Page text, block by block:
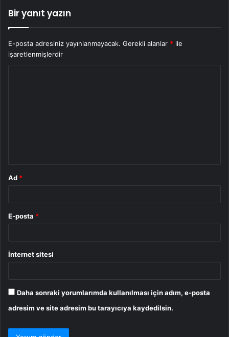
Bir yanıt yazın
E-posta adresiniz yayınlanmayacak. Gerekli alanlar * ile
işaretlenmişlerdir
Ad *
E-posta *
İnternet sitesi
Daha sonraki yorumlarımda kullanılması için adım, e-posta
adresim ve site adresim bu tarayıcıya kaydedilsin.